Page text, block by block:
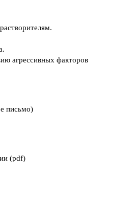
агрессивных факторов
письмо)
(pdf)